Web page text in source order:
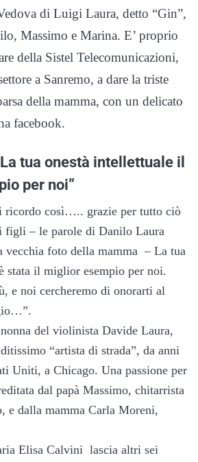
di Luigi Laura, detto “Gin”,
Massimo e Marina. E’ proprio
della Sistel Telecomunicazioni,
a Sanremo, a dare la triste
della mamma, con un delicato
facebook.
tua onestà intellettuale il
per noi”
ricordo così….. grazie per tutto ciò
figli – le parole di Danilo Laura
vecchia foto della mamma – La tua
stata il miglior esempio per noi.
e noi cercheremo di onorarti al
del violinista Davide Laura,
“artista di strada”, da anni
Uniti, a Chicago. Una passione per
dal papà Massimo, chitarrista
e dalla mamma Carla Moreni,
Elisa Calvini lascia altri sei